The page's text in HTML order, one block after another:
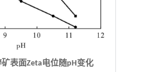
矿表面Zeta电位随pH变化